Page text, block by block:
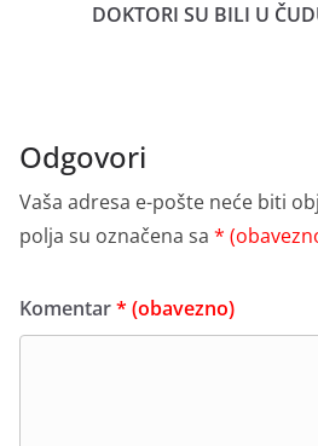
DOKTORI SU BILI U
Odgovori
Vaša adresa e-pošte neće biti
polja su označena sa *
Komentar* (obavezno)